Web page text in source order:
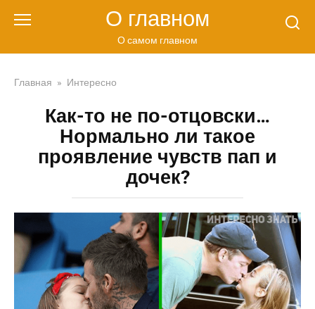
О главном
О самом главном
Главная » Интересно
Как-то не по-отцовски…
Нормально ли такое
проявление чувств пап и
дочек?